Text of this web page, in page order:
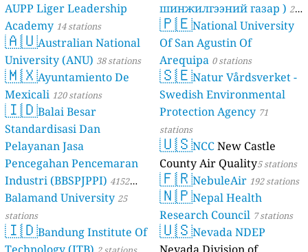
AUPP Liger Leadership
Academy 14 stations
🇦🇺Australian National
University (ANU) 38 stations
🇲🇽Ayuntamiento De
Mexicali 120 stations
🇮🇩Balai Besar
Standardisasi Dan
Pelayanan Jasa
Pencegahan Pencemaran
Industri (BBSPJPPI) 4152
stations
Balamand University25
stations
🇮🇩Bandung Institute Of
шинжилгээний газар ) 21
stations
🇵🇪National University
Of San Agustin Of
Arequipa 0 stations
🇸🇪Natur Vårdsverket -
Swedish Environmental
Protection Agency 71
stations
🇺🇸NCCNew Castle
County Air Quality5 stations
🇫🇷NebuleAir 192 stations
🇳🇵Nepal Health
Research Council 7 stations
🇺🇸Nevada NDEP